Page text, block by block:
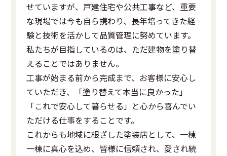
せていますが、戸建住宅や公共工事など、重要
な現場では今も自ら携わり、長年培ってきた経
験と技術を活かして品質管理に努めています。
私たちが目指しているのは、ただ建物を塗り替
えることではありません。
工事が始まる前から完成まで、お客様に安心し
ていただき、「塗り替えて本当に良かった」
「これで安心して暮らせる」と心から喜んでい
ただける仕事をすることです。
これからも地域に根ざした塗装店として、一棟
一棟に真心を込め、皆様に信頼され、愛され続